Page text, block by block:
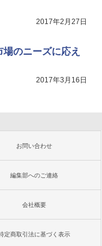
2017年2月27日
場のニーズに応え
2017年3月16日
お問い合わせ
編集部へのご連絡
会社概要
定商取引法に基づく表示